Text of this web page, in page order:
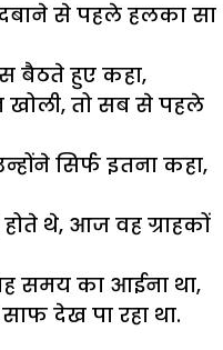
से पहले हलका सा
बैठते हुए कहा,
खोली, तो सब से पहले
सिर्फ इतना कहा,
होते थे, आज वह ग्राहकों
समय का आईना था,
साफ देख पा रहा था.